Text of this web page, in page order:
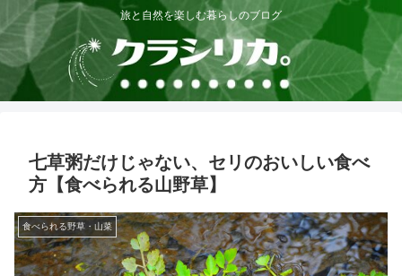
旅と自然を楽しむ暮らしのブログ
七草粥だけじゃない、セリのおいしい食べ
方【食べられる山野草】
食べられる野草・山菜